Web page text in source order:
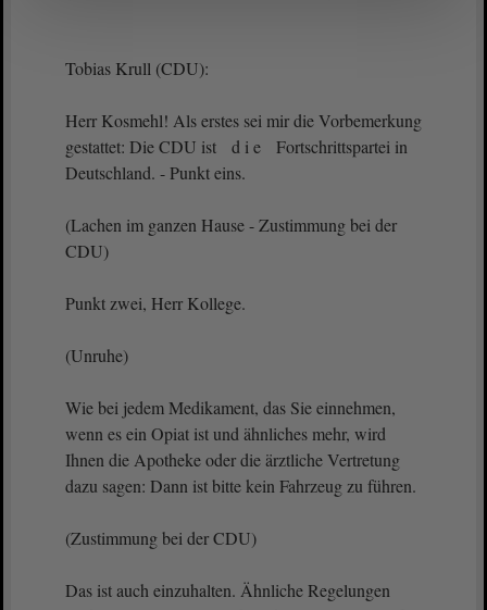
Tobias Krull (CDU):
Herr Kosmehl! Als erstes sei mir die Vorbemerkung
gestattet: Die CDU ist d i e Fortschrittspartei in
Deutschland. - Punkt eins.
(Lachen im ganzen Hause - Zustimmung bei der
CDU)
Punkt zwei, Herr Kollege.
(Unruhe)
Wie bei jedem Medikament, das Sie einnehmen,
wenn es ein Opiat ist und ähnliches mehr, wird
Ihnen die Apotheke oder die ärztliche Vertretung
dazu sagen: Dann ist bitte kein Fahrzeug zu führen.
(Zustimmung bei der CDU)
Das ist auch einzuhalten. Ähnliche Regelungen